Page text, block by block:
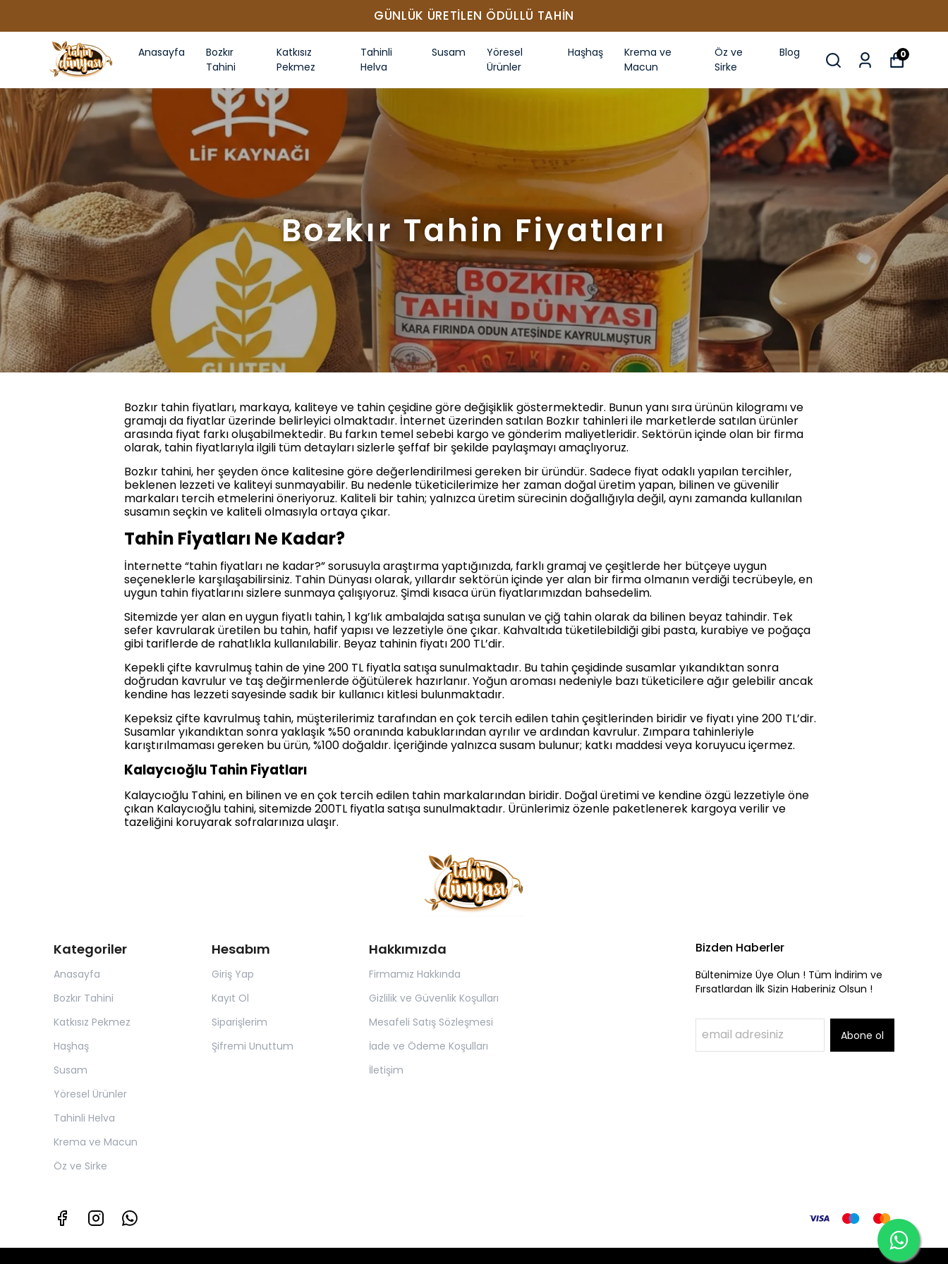
GÜNLÜK ÜRETİLEN ÖDÜLLÜ TAHİN
Anasayfa
Bozkır
Tahini
Katkısız
Pekmez
Tahinli
Helva
Susam
Yöresel
Ürünler
Haşhaş
Krema ve
Macun
Öz ve
Sirke
Blog 0
Bozkır Tahin Fiyatları
Bozkır tahin fiyatları, markaya, kaliteye ve tahin çeşidine göre değişiklik göstermektedir. Bunun yanı sıra ürünün kilogramı ve
gramajı da fiyatlar üzerinde belirleyici olmaktadır. İnternet üzerinden satılan Bozkır tahinleri ile marketlerde satılan ürünler
arasında fiyat farkı oluşabilmektedir. Bu farkın temel sebebi kargo ve gönderim maliyetleridir. Sektörün içinde olan bir firma
olarak, tahin fiyatlarıyla ilgili tüm detayları sizlerle şeffaf bir şekilde paylaşmayı amaçlıyoruz.
Bozkır tahini, her şeyden önce kalitesine göre değerlendirilmesi gereken bir üründür. Sadece fiyat odaklı yapılan tercihler,
beklenen lezzeti ve kaliteyi sunmayabilir. Bu nedenle tüketicilerimize her zaman doğal üretim yapan, bilinen ve güvenilir
markaları tercih etmelerini öneriyoruz. Kaliteli bir tahin; yalnızca üretim sürecinin doğallığıyla değil, aynı zamanda kullanılan
susamın seçkin ve kaliteli olmasıyla ortaya çıkar.
Tahin Fiyatları Ne Kadar?
İnternette “tahin fiyatları ne kadar?” sorusuyla araştırma yaptığınızda, farklı gramaj ve çeşitlerde her bütçeye uygun
seçeneklerle karşılaşabilirsiniz. Tahin Dünyası olarak, yıllardır sektörün içinde yer alan bir firma olmanın verdiği tecrübeyle, en
uygun tahin fiyatlarını sizlere sunmaya çalışıyoruz. Şimdi kısaca ürün fiyatlarımızdan bahsedelim.
Sitemizde yer alan en uygun fiyatlı tahin, 1 kg’lık ambalajda satışa sunulan ve çiğ tahin olarak da bilinen beyaz tahindir. Tek
sefer kavrularak üretilen bu tahin, hafif yapısı ve lezzetiyle öne çıkar. Kahvaltıda tüketilebildiği gibi pasta, kurabiye ve poğaça
gibi tariflerde de rahatlıkla kullanılabilir. Beyaz tahinin fiyatı 200 TL’dir.
Kepekli çifte kavrulmuş tahin de yine 200 TL fiyatla satışa sunulmaktadır. Bu tahin çeşidinde susamlar yıkandıktan sonra
doğrudan kavrulur ve taş değirmenlerde öğütülerek hazırlanır. Yoğun aroması nedeniyle bazı tüketicilere ağır gelebilir ancak
kendine has lezzeti sayesinde sadık bir kullanıcı kitlesi bulunmaktadır.
Kepeksiz çifte kavrulmuş tahin, müşterilerimiz tarafından en çok tercih edilen tahin çeşitlerinden biridir ve fiyatı yine 200 TL’dir.
Susamlar yıkandıktan sonra yaklaşık %50 oranında kabuklarından ayrılır ve ardından kavrulur. Zımpara tahinleriyle
karıştırılmaması gereken bu ürün, %100 doğaldır. İçeriğinde yalnızca susam bulunur; katkı maddesi veya koruyucu içermez.
Kalaycıoğlu Tahin Fiyatları
Kalaycıoğlu Tahini, en bilinen ve en çok tercih edilen tahin markalarından biridir. Doğal üretimi ve kendine özgü lezzetiyle öne
çıkan Kalaycıoğlu tahini, sitemizde 200TL fiyatla satışa sunulmaktadır. Ürünlerimiz özenle paketlenerek kargoya verilir ve
tazeliğini koruyarak sofralarınıza ulaşır.
Kategoriler
Anasayfa
Bozkır Tahini
Katkısız Pekmez
Haşhaş
Susam
Yöresel Ürünler
Tahinli Helva
Krema ve Macun
Öz ve Sirke
Hesabım
Giriş Yap
Kayıt Ol
Siparişlerim
Şifremi Unuttum
Hakkımızda
Firmamız Hakkında
Gizlilik ve Güvenlik Koşulları
Mesafeli Satış Sözleşmesi
İade ve Ödeme Koşulları
İletişim
Bizden Haberler
Bültenimize Üye Olun ! Tüm İndirim ve
Fırsatlardan İlk Sizin Haberiniz Olsun !
Abone ol